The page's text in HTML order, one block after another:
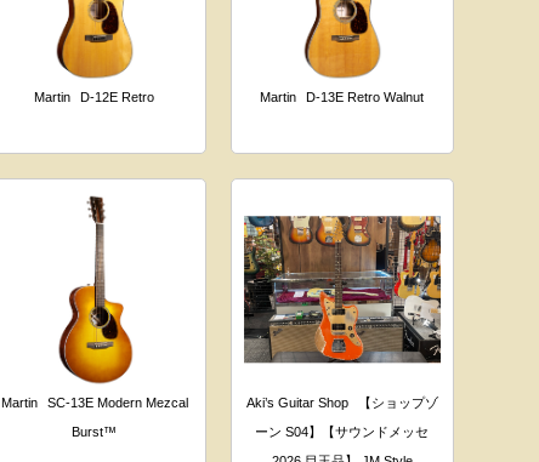
Martin D-12E Retro Martin D-13E Retro Walnut
Martin
SC-13E Modern Mezcal
Burst™
Aki’s Guitar Shop
【ショップゾ
ーン S04】【サウンドメッセ